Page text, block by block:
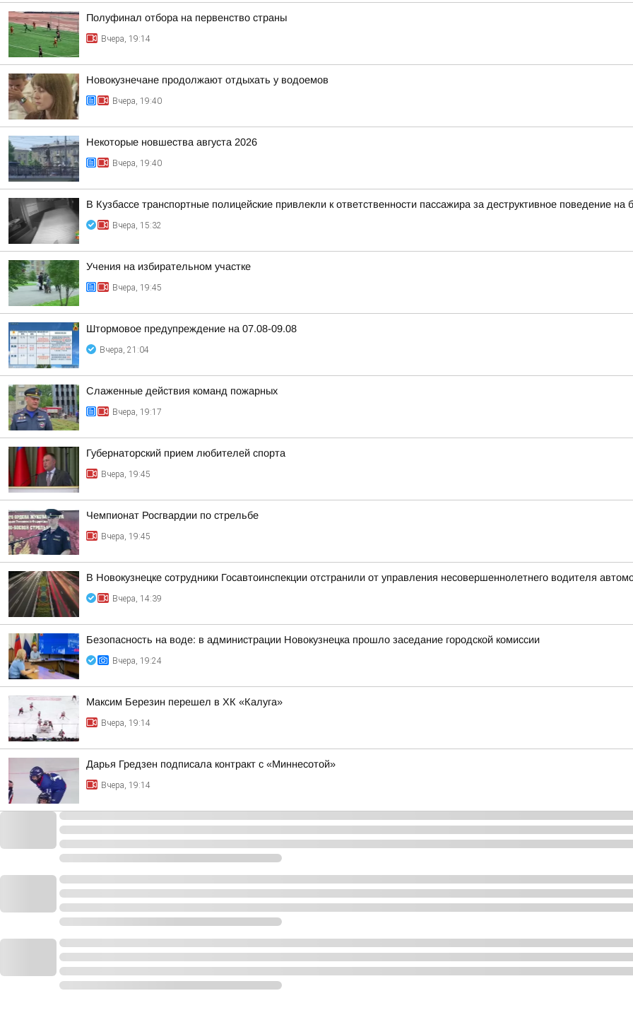
Полуфинал отбора на первенство страны
Вчера, 19:14
Новокузнечане продолжают отдыхать у водоемов
Вчера, 19:40
Некоторые новшества августа 2026
Вчера, 19:40
В Кузбассе транспортные полицейские привлекли к ответственности пассажира за деструктивное поведение на
Вчера, 15:32
Учения на избирательном участке
Вчера, 19:45
Штормовое предупреждение на 07.08-09.08
Вчера, 21:04
Слаженные действия команд пожарных
Вчера, 19:17
Губернаторский прием любителей спорта
Вчера, 19:45
Чемпионат Росгвардии по стрельбе
Вчера, 19:45
В Новокузнецке сотрудники Госавтоинспекции отстранили от управления несовершеннолетнего водителя
Вчера, 14:39
Безопасность на воде: в администрации Новокузнецка прошло заседание городской комиссии
Вчера, 19:24
Максим Березин перешел в ХК «Калуга»
Вчера, 19:14
Дарья Гредзен подписала контракт с «Миннесотой»
Вчера, 19:14